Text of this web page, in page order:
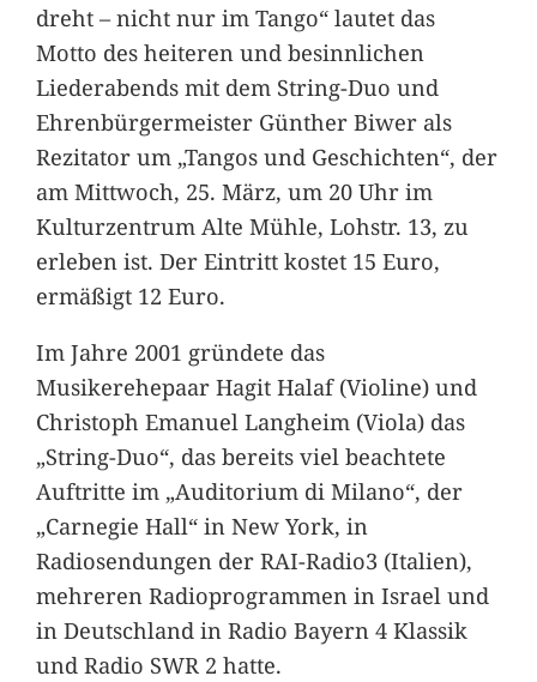
dreht – nicht nur im Tango“ lautet das
Motto des heiteren und besinnlichen
Liederabends mit dem String-Duo und
Ehrenbürgermeister Günther Biwer als
Rezitator um „Tangos und Geschichten“, der
am Mittwoch, 25. März, um 20 Uhr im
Kulturzentrum Alte Mühle, Lohstr. 13, zu
erleben ist. Der Eintritt kostet 15 Euro,
ermäßigt 12 Euro.
Im Jahre 2001 gründete das
Musikerehepaar Hagit Halaf (Violine) und
Christoph Emanuel Langheim (Viola) das
„String-Duo“, das bereits viel beachtete
Auftritte im „Auditorium di Milano“, der
„Carnegie Hall“ in New York, in
Radiosendungen der RAI-Radio3 (Italien),
mehreren Radioprogrammen in Israel und
in Deutschland in Radio Bayern 4 Klassik
und Radio SWR 2 hatte.